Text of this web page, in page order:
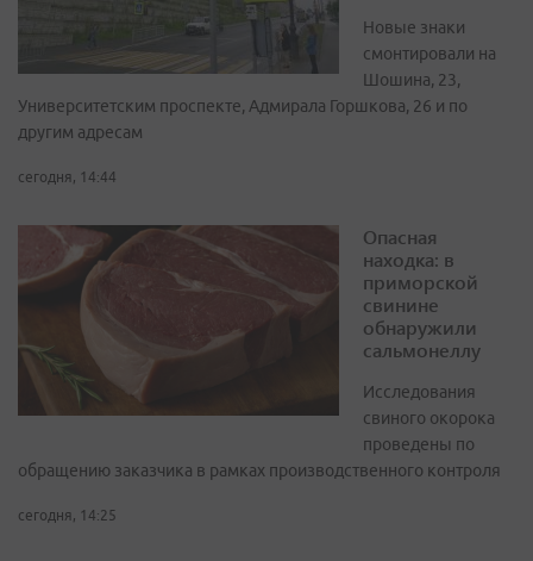
Новые знаки
смонтировали на
Шошина, 23,
Университетским проспекте, Адмирала Горшкова, 26 и по
другим адресам
сегодня, 14:44
Опасная
находка: в
приморской
свинине
обнаружили
сальмонеллу
Исследования
свиного окорока
проведены по
обращению заказчика в рамках производственного контроля
сегодня, 14:25